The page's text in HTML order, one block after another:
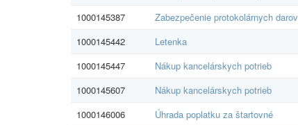
1000145387
Zabezpečenie protokolárnych darov
1000145442
Letenka
1000145447
Nákup kancelárskych potrieb
1000145607
Nákup kancelárskych potrieb
1000146006
Úhrada poplatku za štartovné